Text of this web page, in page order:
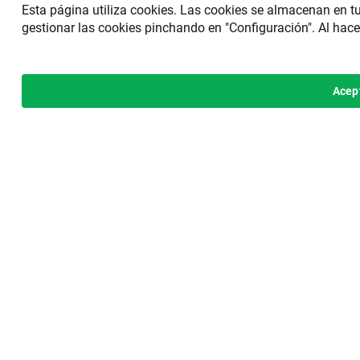
Esta página utiliza cookies. Las cookies se almacenan en
gestionar las cookies pinchando en "Configuración". Al